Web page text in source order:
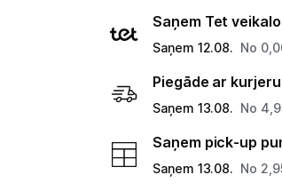
Projektori un ekrāni
Piegādes
veidi
Saņem Tet
Saņem 12.08. No
Piegāde ar kurjeru
Saņem 13.08. No
Saņem pick-up
Saņem 13.08. No